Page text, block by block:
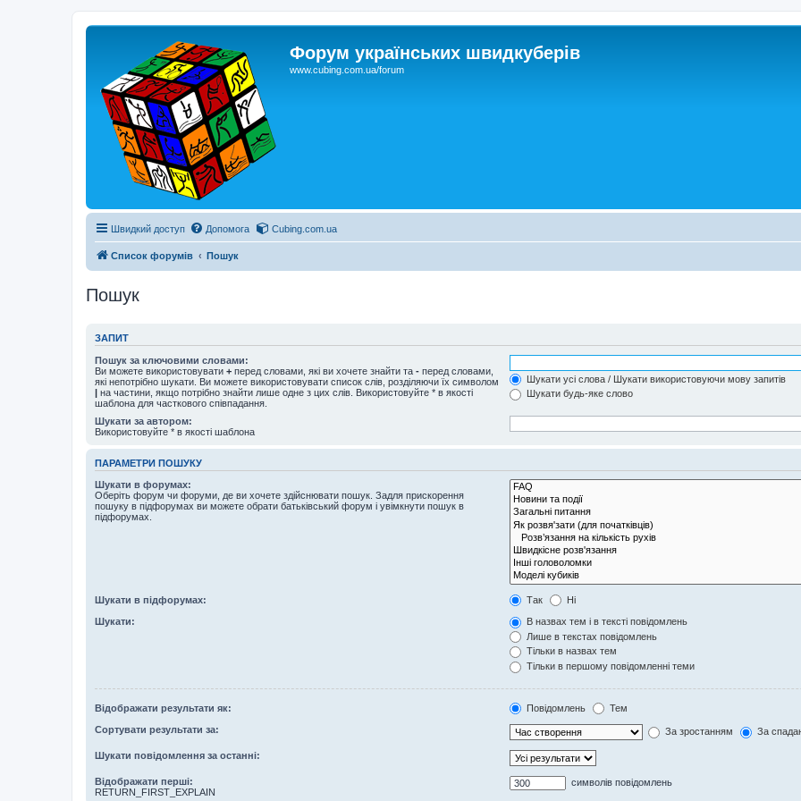
Форум українських швидкуберів
www.cubing.com.ua/forum
Швидкий доступ Допомога Cubing.com.ua
Список форумів Пошук
Пошук
ЗАПИТ
Пошук за ключовими словами:
Ви можете використовувати + перед словами, які ви хочете знайти та - перед словами,
які непотрібно шукати. Ви можете використовувати список слів, розділяючи їх символом
| на частини, якщо потрібно знайти лише одне з цих слів. Використовуйте * в якості
шаблона для часткового співпадання.
Шукати усі слова / Шукати використовуючи мову запитів
Шукати будь-яке слово
Шукати за автором:
Використовуйте * в якості шаблона
ПАРАМЕТРИ ПОШУКУ
Шукати в форумах:
Оберіть форум чи форуми, де ви хочете здійснювати пошук. Задля прискорення
пошуку в підфорумах ви можете обрати батьківський форум і увімкнути пошук в
підфорумах.
Шукати в підфорумах: Так Ні
Шукати:
В назвах тем і в тексті повідомлень
Лише в текстах повідомлень
Тільки в назвах тем
Тільки в першому повідомленні теми
Відображати результати як: Повідомлень Тем
Сортувати результати за: За зростанням За
Шукати повідомлення за останні:
Відображати перші:
RETURN_FIRST_EXPLAIN
символів повідомлень